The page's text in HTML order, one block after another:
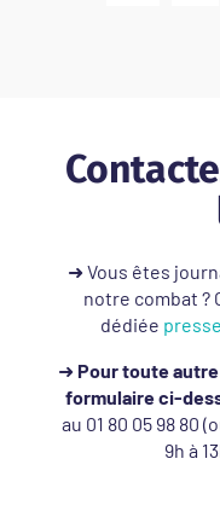
➜ Vous êtes
notre combat ?
dédiée
➜ Pour toute
formulaire ci-
au 01 80 05 98 80
9h à